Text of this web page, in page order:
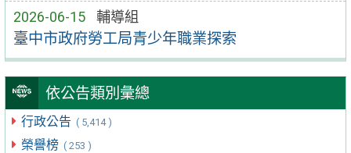
2026-06-15 輔導組
臺中市政府勞工局青少年職業探索
依公告類別彙總
行政公告 ( 5,414 )
榮譽榜 ( 253 )